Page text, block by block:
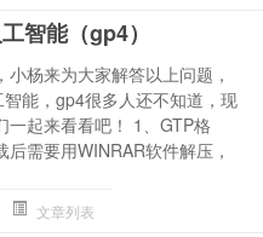
智能（gp4）
小杨来为大家解答以上问题，
能，gp4很多人还不知道，现
一起来看看吧！ 1、GTP格
后需要用WINRAR软件解压，
文章列表